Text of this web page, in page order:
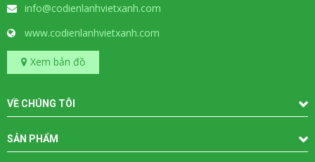
info@codienlanhvietxanh.com
www.codienlanhvietxanh.com
Xem bản đồ
VỀ CHÚNG TÔI
SẢN PHẨM